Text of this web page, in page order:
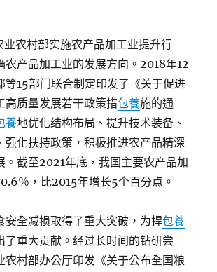
农村部实施农产品加工业提升行
农产品加工业的发展方向。2018年12
等15部门联合制定印发了《关于促进
高质量发展若干政策措包養施的通
養地优化结构布局、提升技术装备、
强化扶持政策，积极推进农产品精深
。截至2021年底，我国主要农产品加
％，比2015年增长5个百分点。
安全减损取得了重大突破，为捍包養
了重大贡献。经过长时间的钻研尝
农村部办公厅印发《关于公布全国粮